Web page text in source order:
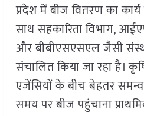
प्रदेश में बीज वितरण का
साथ सहकारिता विभाग,
और बीबीएसएसएल जैसी
संचालित किया जा रहा है।
एजेंसियों के बीच बेहतर
समय पर बीज पहुंचाना